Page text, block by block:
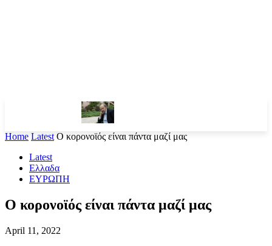
Home Latest Ο κορονοϊός είναι πάντα μαζί μας
Latest
Ελλαδα
ΕΥΡΩΠΗ
Ο κορονοϊός είναι πάντα μαζί μας
April 11, 2022